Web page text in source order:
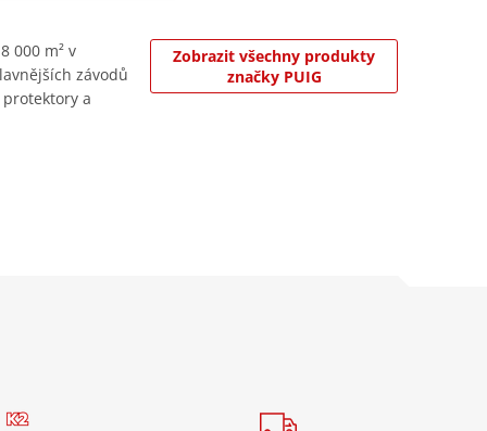
000 m² v
závodů
a
Zobrazit všechny produkty
značky PUIG